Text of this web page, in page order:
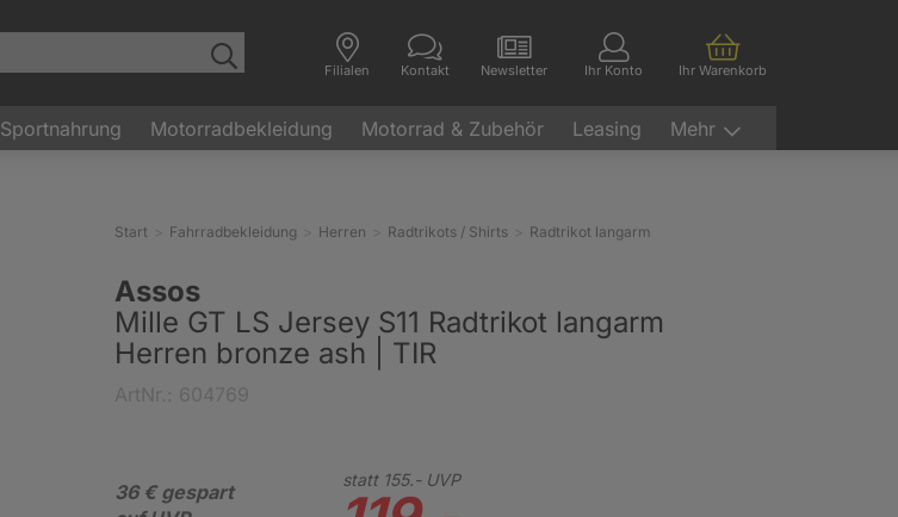
Filialen Kontakt Newsletter Ihr Konto Ihr Warenkorb
Sportnahrung Motorradbekleidung Motorrad & Zubehör Leasing Mehr
Start Fahrradbekleidung Herren Radtrikots / Shirts Radtrikot langarm
Assos
Mille GT LS Jersey S11 Radtrikot langarm
Herren bronze ash | TIR
36 € gespart
statt 155.-UVP